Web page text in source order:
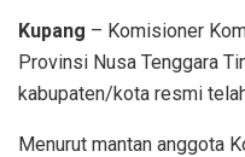
Kupang – Komisioner
Provinsi Nusa Tenggara
kabupaten/kota resmi
Menurut mantan anggota